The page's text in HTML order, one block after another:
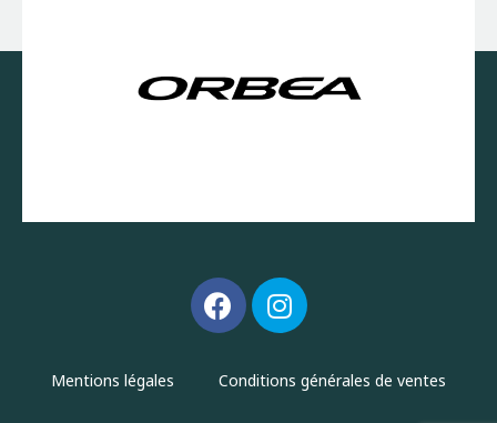
Mentions légales Conditions générales de ventes